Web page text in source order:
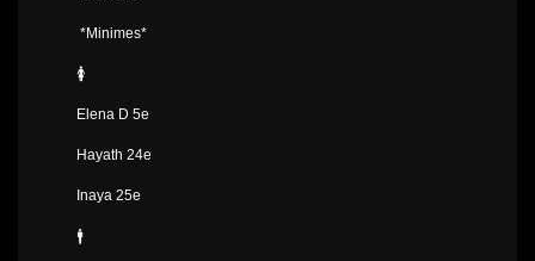
*Minimes*
🚺
Elena D 5e
Hayath 24e
Inaya 25e
🚹